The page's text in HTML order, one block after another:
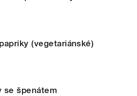
(vegetariánské)
se špenátem